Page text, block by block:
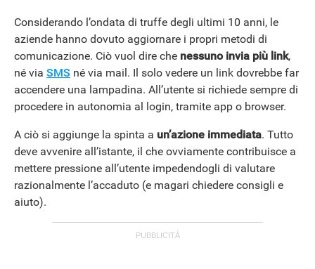
ANDROID
Considerando l’ondata di truffe degli ultimi 10 anni, le
aziende hanno dovuto aggiornare i propri metodi di
comunicazione. Ciò vuol dire che nessuno invia più link,
né via SMS né via mail. Il solo vedere un link dovrebbe far
accendere una lampadina. All’utente si richiede sempre di
procedere in autonomia al login, tramite app o browser.
A ciò si aggiunge la spinta a un’azione immediata. Tutto
deve avvenire all’istante, il che ovviamente contribuisce a
mettere pressione all’utente impedendogli di valutare
razionalmente l’accaduto (e magari chiedere consigli e
aiuto).